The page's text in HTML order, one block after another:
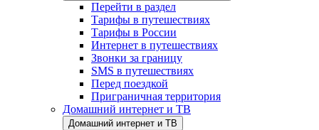
Перейти в раздел
Тарифы в путешествиях
Тарифы в России
Интернет в путешествиях
Звонки за границу
SMS в путешествиях
Перед поездкой
Приграничная территория
Домашний интернет и ТВ
Домашний интернет и ТВ